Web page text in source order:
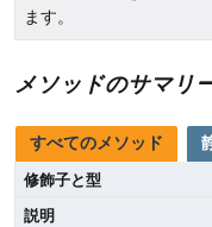
ます。
メソッドのサマリ
すべてのメソッド
修飾子と型
説明